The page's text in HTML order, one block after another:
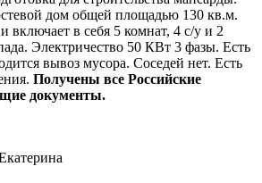
дом общей площадью 130 кв.м.
включает в себя 5 комнат, 4 с/у и 2
Электричество 50 КВт 3 фазы. Есть
вывоз мусора. Соседей нет. Есть
Получены все Российские
документы.